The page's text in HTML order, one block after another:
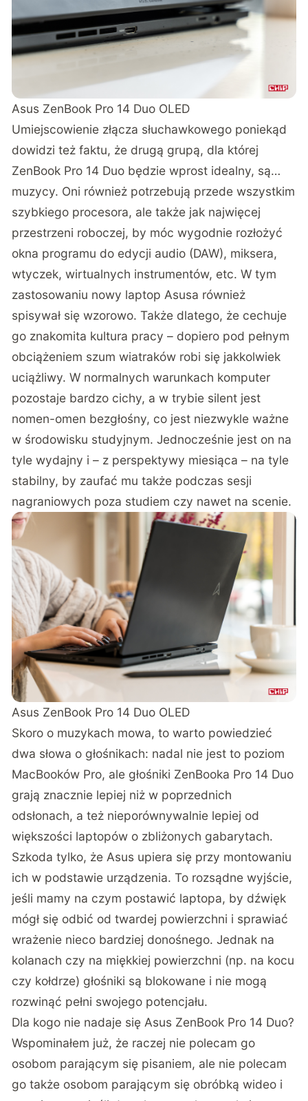
Asus ZenBook Pro 14 Duo OLED
Umiejscowienie złącza słuchawkowego poniekąd
dowidzi też faktu, że drugą grupą, dla której
ZenBook Pro 14 Duo będzie wprost idealny, są…
muzycy. Oni również potrzebują przede wszystkim
szybkiego procesora, ale także jak najwięcej
przestrzeni roboczej, by móc wygodnie rozłożyć
okna programu do edycji audio (DAW), miksera,
wtyczek, wirtualnych instrumentów, etc. W tym
zastosowaniu nowy laptop Asusa również
spisywał się wzorowo. Także dlatego, że cechuje
go znakomita kultura pracy – dopiero pod pełnym
obciążeniem szum wiatraków robi się jakkolwiek
uciążliwy. W normalnych warunkach komputer
pozostaje bardzo cichy, a w trybie silent jest
nomen-omen bezgłośny, co jest niezwykle ważne
w środowisku studyjnym. Jednocześnie jest on na
tyle wydajny i – z perspektywy miesiąca – na tyle
stabilny, by zaufać mu także podczas sesji
nagraniowych poza studiem czy nawet na scenie.
Asus ZenBook Pro 14 Duo OLED
Skoro o muzykach mowa, to warto powiedzieć
dwa słowa o głośnikach: nadal nie jest to poziom
MacBooków Pro, ale głośniki ZenBooka Pro 14 Duo
grają znacznie lepiej niż w poprzednich
odsłonach, a też nieporównywalnie lepiej od
większości laptopów o zbliżonych gabarytach.
Szkoda tylko, że Asus upiera się przy montowaniu
ich w podstawie urządzenia. To rozsądne wyjście,
jeśli mamy na czym postawić laptopa, by dźwięk
mógł się odbić od twardej powierzchni i sprawiać
wrażenie nieco bardziej donośnego. Jednak na
kolanach czy na miękkiej powierzchni (np. na kocu
czy kołdrze) głośniki są blokowane i nie mogą
rozwinąć pełni swojego potencjału.
Dla kogo nie nadaje się Asus ZenBook Pro 14 Duo?
Wspominałem już, że raczej nie polecam go
osobom parającym się pisaniem, ale nie polecam
go także osobom parającym się obróbką wideo i